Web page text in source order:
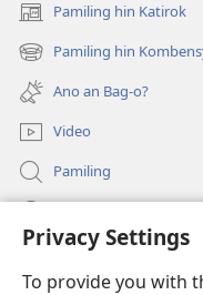
Privacy Settings
To provide you with
Pamiling hin Katirok
(opens
new
window)
Pamiling hin
(opens
new
window)
Ano an Bag-o?
Video
Pamiling
(opens